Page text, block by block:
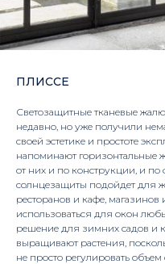
ПЛИССЕ
Светозащитные тканевые
недавно, но уже получили
своей эстетике и простоте
напоминают горизонтальные
от них и по конструкции, и
солнцезащиты подойдет для
ресторанов и кафе,
использоваться для окон
решение для зимних садов и
выращивают растения,
не просто регулировать объем